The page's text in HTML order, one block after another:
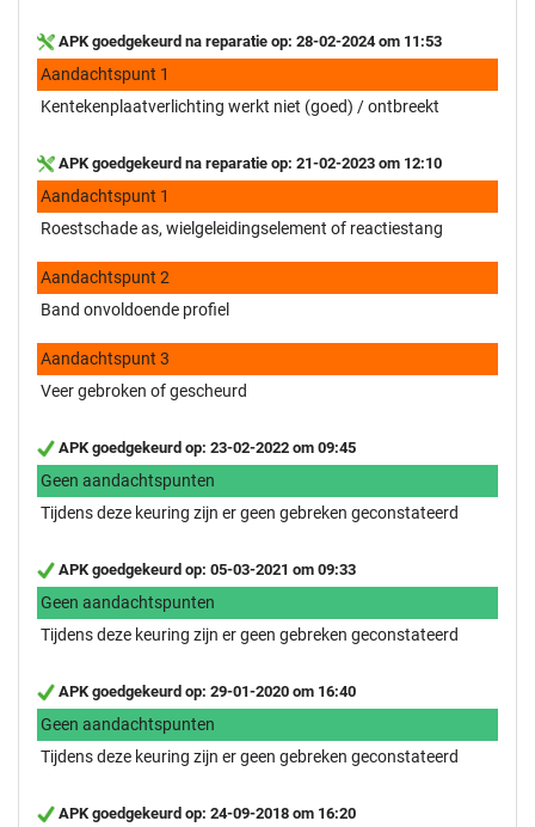
APK goedgekeurd na reparatie op: 28-02-2024 om 11:53
Aandachtspunt 1
Kentekenplaatverlichting werkt niet (goed) / ontbreekt
APK goedgekeurd na reparatie op: 21-02-2023 om 12:10
Aandachtspunt 1
Roestschade as, wielgeleidingselement of reactiestang
Aandachtspunt 2
Band onvoldoende profiel
Aandachtspunt 3
Veer gebroken of gescheurd
APK goedgekeurd op: 23-02-2022 om 09:45
Geen aandachtspunten
Tijdens deze keuring zijn er geen gebreken geconstateerd
APK goedgekeurd op: 05-03-2021 om 09:33
Geen aandachtspunten
Tijdens deze keuring zijn er geen gebreken geconstateerd
APK goedgekeurd op: 29-01-2020 om 16:40
Geen aandachtspunten
Tijdens deze keuring zijn er geen gebreken geconstateerd
APK goedgekeurd op: 24-09-2018 om 16:20